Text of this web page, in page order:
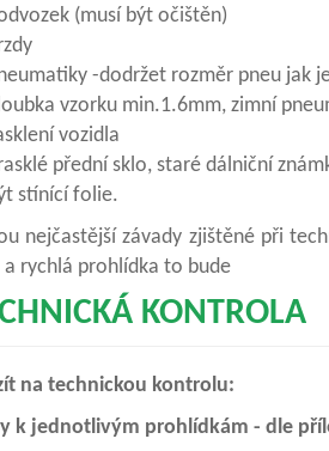
(musí být očištěn)
-dodržet rozměr pneu jak
vzorku min.1.6mm, zimní
vozidla
přední sklo, staré dálniční
stínící folie.
nejčastější závady zjištěné při
a rychlá prohlídka to bude
KONTROLA
na technickou kontrolu:
k jednotlivým prohlídkám - dle